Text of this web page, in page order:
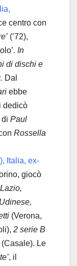
centro con
(’72),
In
di dischi e
Dal
ebbe
dedicò
Paul
Rossella
Italia, ex-
giocò
(Verona,
2 serie B
(Casale). Le
, il